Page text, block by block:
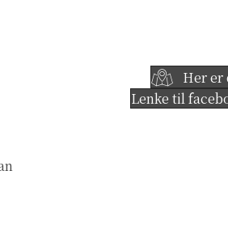
Her er
Lenke til